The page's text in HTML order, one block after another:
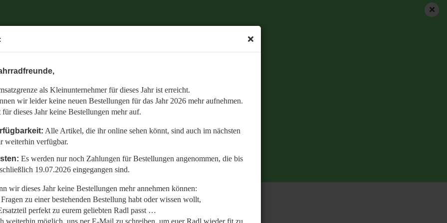
als Kleinunternehmer für dieses Jahr ist erreicht.
wir leider keine neuen Bestellungen für das Jahr 2026 mehr aufnehmen.
dieses Jahr keine Bestellungen mehr auf.
Alle Artikel, die ihr online sehen könnt, sind auch im nächsten
weiterhin verfügbar.
Es werden nur noch Zahlungen für Bestellungen angenommen, die bis
19.07.2026 eingegangen sind.
wir dieses Jahr keine Bestellungen mehr annehmen können:
zu einer bestehenden Bestellung habt oder wissen wollt,
perfekt zu eurem geliebten Radl passt …
weiterhin möglich, uns per E-Mail zu schreiben, um euer Radl wieder fit zu
aufnehmen.
im nächsten Jahr weiterhin verfügbar.
die bis einschließlich 19.07.2026 eingegangen sind.
wieder fit zu bekommen.
auf den gemeinsamen Start in die neue Saison am 01.01.2027!